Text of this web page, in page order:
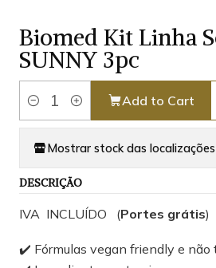
Biomed Kit Linha
SUNNY 3pc
Quantity
Add to Cart
Mostrar stock das localizações
DESCRIÇÃO
IVA INCLUÍDO (Portes grátis)
✔️ Fórmulas vegan friendly e não